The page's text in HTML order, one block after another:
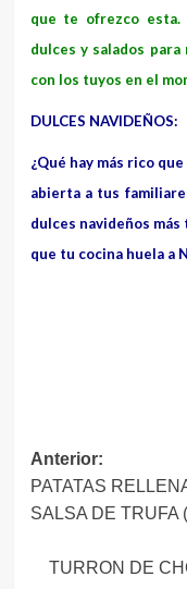
que te ofrezco esta.
dulces y salados
con los tuyos en el
DULCES NAVIDEÑOS:
¿Qué hay más rico
abierta a tus
dulces navideños
que tu cocina huela a
de
Anterior:
PATATAS
SALSA DE TRUFA
TURRON DE